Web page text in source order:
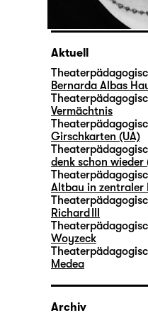
Aktuell
Bernarda Albas
Vermächtnis
Girschkarten (UA)
denk schon wieder
Altbau in zentraler
Richard III
Woyzeck
Medea
Archiv